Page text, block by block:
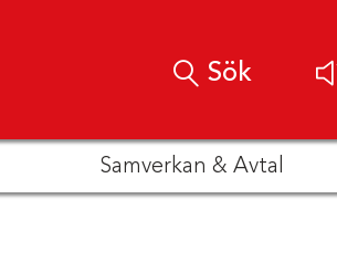
Sök
Samverkan & Avtal